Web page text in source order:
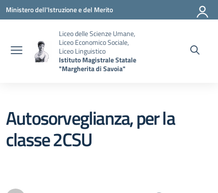
Vai ai contenuti
Vai al menu di navigazione
Vai al footer
Ministero dell'Istruzione e del Merito
Liceo delle Scienze Umane,
Liceo Economico Sociale,
Liceo Linguistico
Istituto Magistrale Statale
"Margherita di Savoia"
Autosorveglianza, per la
classe 2CSU